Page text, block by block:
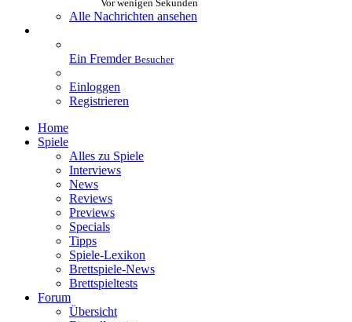
Vor wenigen Sekunden
Alle Nachrichten ansehen
Ein Fremder Besucher
Einloggen
Registrieren
Home
Spiele
Alles zu Spiele
Interviews
News
Reviews
Previews
Specials
Tipps
Spiele-Lexikon
Brettspiele-News
Brettspieltests
Forum
Übersicht